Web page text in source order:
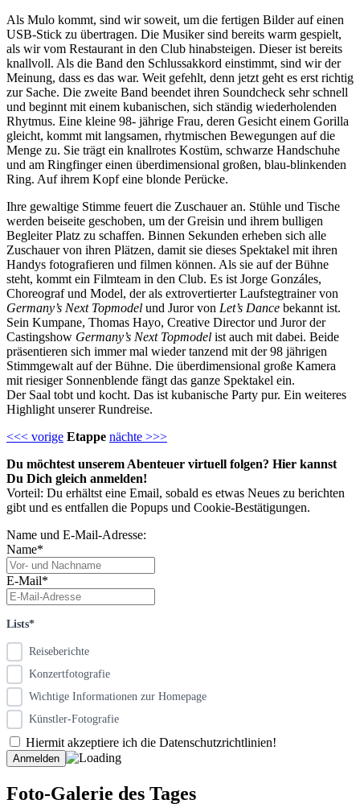
Als Mulo kommt, sind wir soweit, um die fertigen Bilder auf einen
USB-Stick zu übertragen. Die Musiker sind bereits warm gespielt,
als wir vom Restaurant in den Club hinabsteigen. Dieser ist bereits
knallvoll. Als die Band den Schlussakkord einstimmt, sind wir der
Meinung, dass es das war. Weit gefehlt, denn jetzt geht es erst richtig
zur Sache. Die zweite Band beendet ihren Soundcheck sehr schnell
und beginnt mit einem kubanischen, sich ständig wiederholenden
Rhytmus. Eine kleine 98- jährige Frau, deren Gesicht einem Gorilla
gleicht, kommt mit langsamen, rhytmischen Bewegungen auf die
Menge zu. Sie trägt ein knallrotes Kostüm, schwarze Handschuhe
und am Ringfinger einen überdimensional großen, blau-blinkenden
Ring. Auf ihrem Kopf eine blonde Perücke.
Ihre gewaltige Stimme feuert die Zuschauer an. Stühle und Tische
werden beiseite geschoben, um der Greisin und ihrem bulligen
Begleiter Platz zu schaffen. Binnen Sekunden erheben sich alle
Zuschauer von ihren Plätzen, damit sie dieses Spektakel mit ihren
Handys fotografieren und filmen können. Als sie auf der Bühne
steht, kommt ein Filmteam in den Club. Es ist Jorge Gonzáles,
Choreograf und Model, der als extrovertierter Laufstegtrainer von
Germany’s Next Topmodel und Juror von Let’s Dance bekannt ist.
Sein Kumpane, Thomas Hayo, Creative Director und Juror der
Castingshow Germany’s Next Topmodel ist auch mit dabei. Beide
präsentieren sich immer mal wieder tanzend mit der 98 jährigen
Stimmgewalt auf der Bühne. Die überdimensional große Kamera
mit riesiger Sonnenblende fängt das ganze Spektakel ein.
Der Saal tobt und kocht. Das ist kubanische Party pur. Ein weiteres
Highlight unserer Rundreise.
<<< vorige Etappe nächte >>>
Du möchtest unserem Abenteuer virtuell folgen? Hier kannst
Du Dich gleich anmelden!
Vorteil: Du erhältst eine Email, sobald es etwas Neues zu berichten
gibt und es entfallen die Popups und Cookie-Bestätigungen.
Name und E-Mail-Adresse:
Name*
E-Mail*
Lists*
Reiseberichte
Konzertfotografie
Wichtige Informationen zur Homepage
Künstler-Fotografie
Hiermit akzeptiere ich die Datenschutzrichtlinien!
Foto-Galerie des Tages